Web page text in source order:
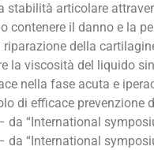
stabilità articolare
contenere il danno e la
della
la viscosità del liquido
nella fase acuta e
di efficace prevenzione
da “International
da “International